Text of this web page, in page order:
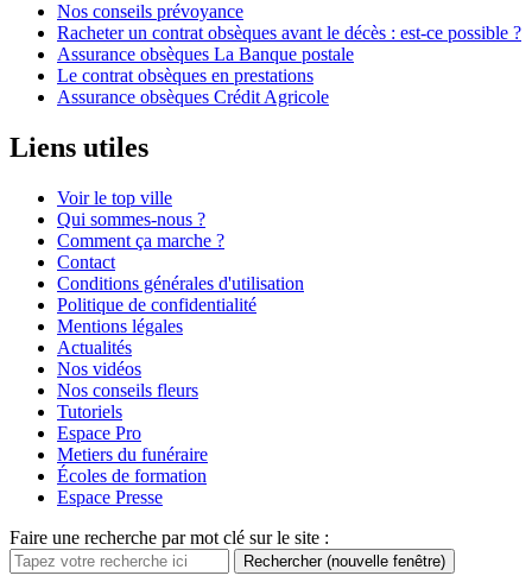
Nos conseils prévoyance
Racheter un contrat obsèques avant le décès : est-ce possible ?
Assurance obsèques La Banque postale
Le contrat obsèques en prestations
Assurance obsèques Crédit Agricole
Liens utiles
Voir le top ville
Qui sommes-nous ?
Comment ça marche ?
Contact
Conditions générales d'utilisation
Politique de confidentialité
Mentions légales
Actualités
Nos vidéos
Nos conseils fleurs
Tutoriels
Espace Pro
Metiers du funéraire
Écoles de formation
Espace Presse
Faire une recherche par mot clé sur le site :
Rechercher (nouvelle fenêtre)